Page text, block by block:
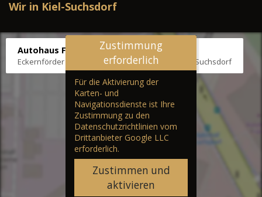
Wir in Kiel-Suchsdorf
Autohaus Fräter
Eckernförder Str. /Klausbrooker Weg 1, 24107 Kiel-Suchsdorf
Zustimmung
erforderlich
Für die Aktivierung der
Karten- und
Navigationsdienste ist Ihre
Zustimmung zu den
Datenschutzrichtlinien vom
Drittanbieter Google LLC
erforderlich.
Zustimmen und
aktivieren